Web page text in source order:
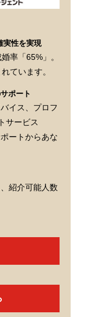
実性を実現
率「65%」。
ています。
ポート
イス、プロフ
サービス
ートからあな
紹介可能人数